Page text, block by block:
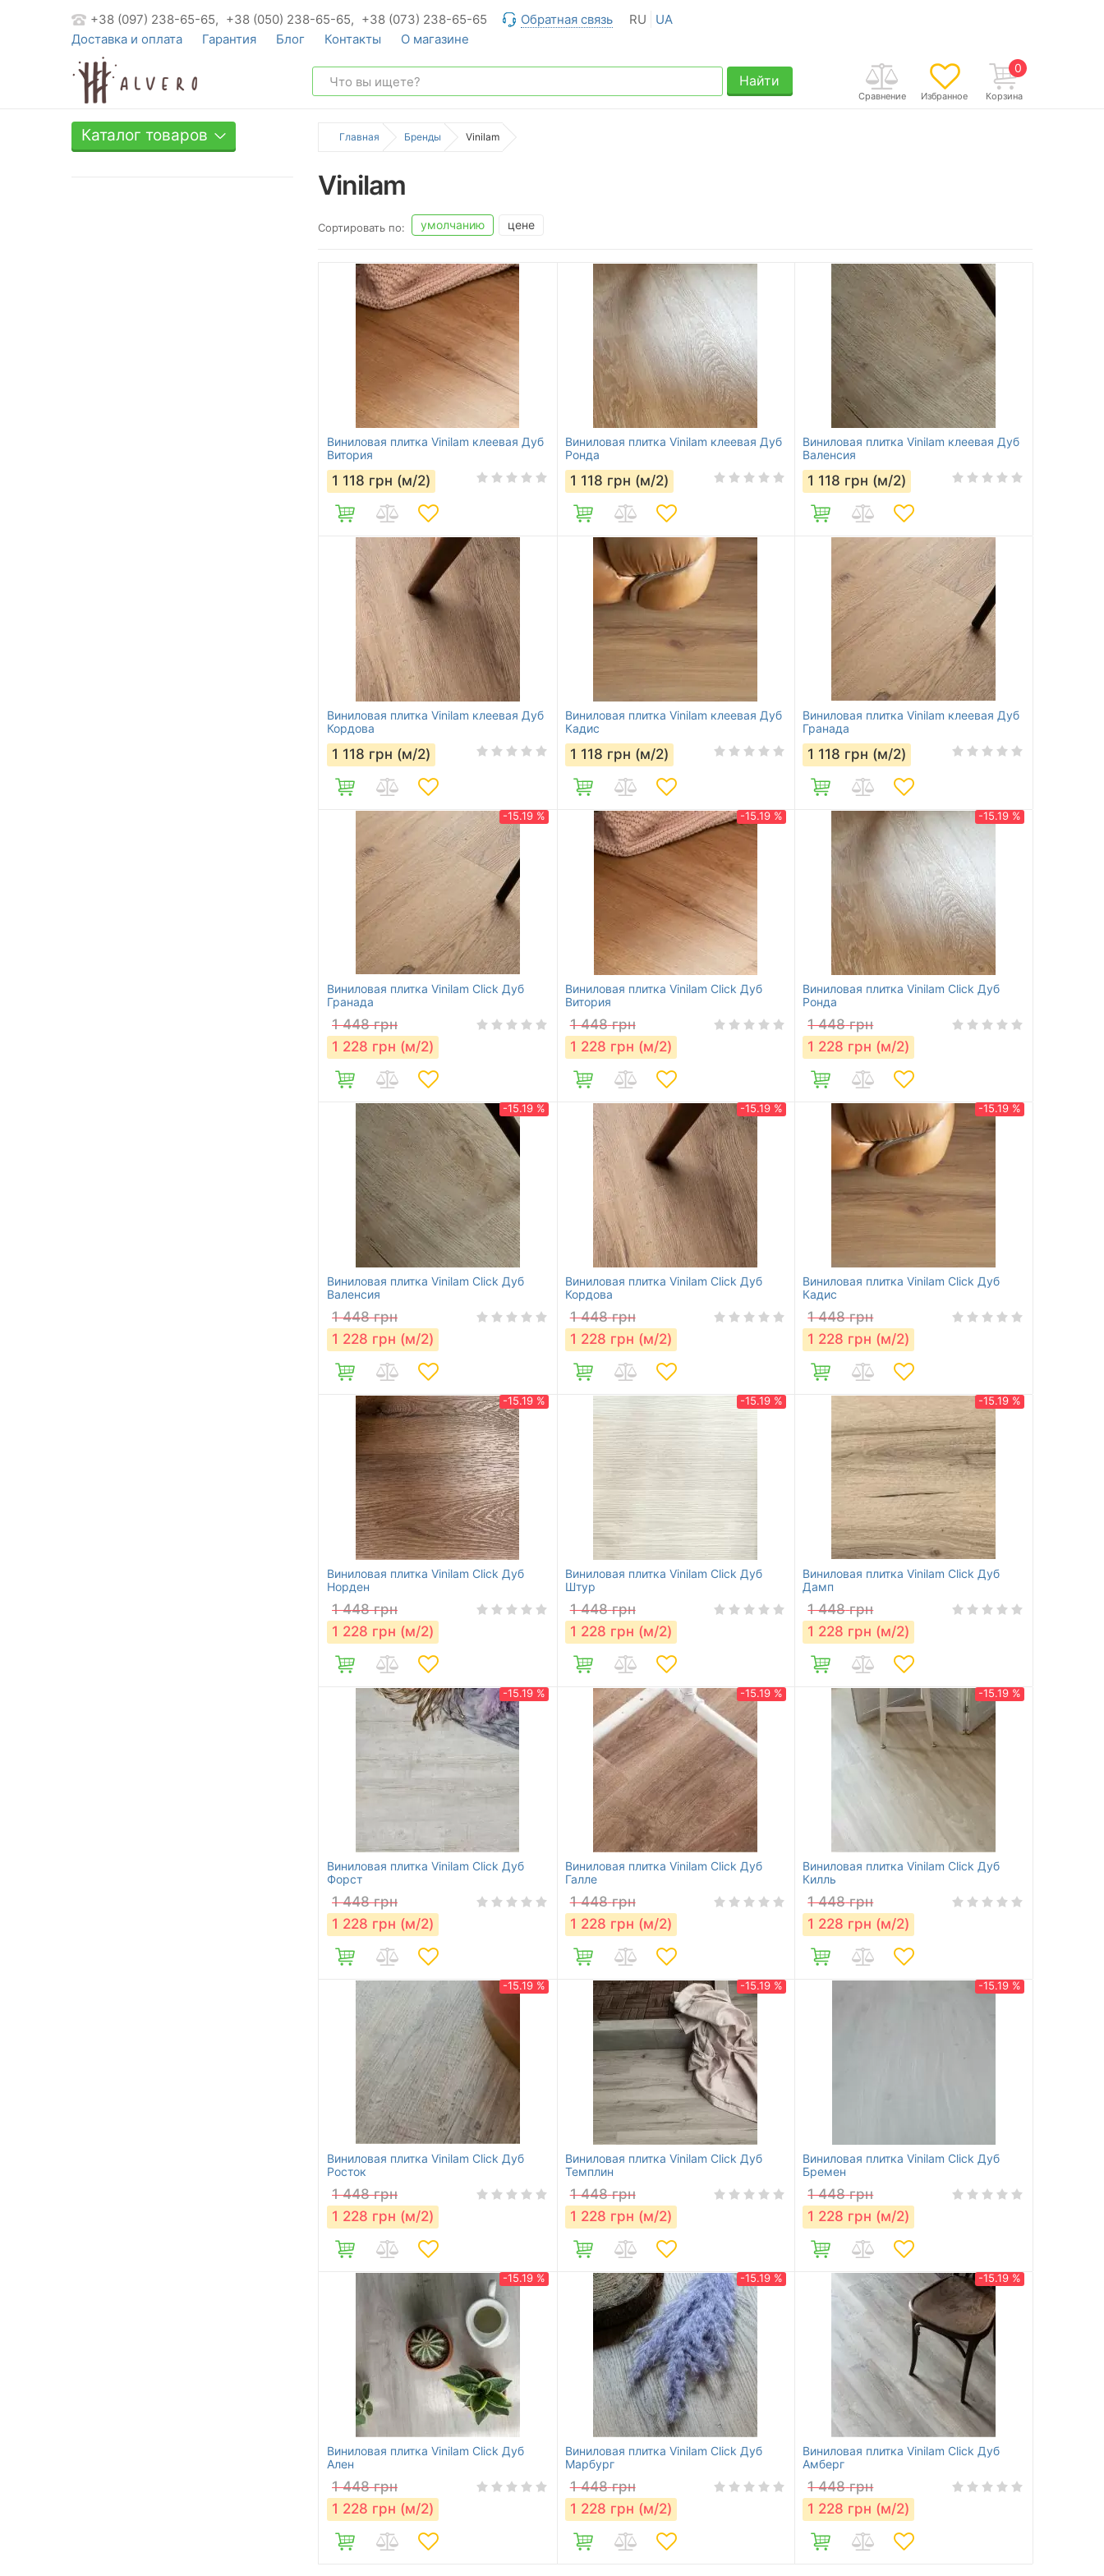
+38 (097) 238-65-65, +38 (050) 238-65-65, +38 (073) 238-65-65 Обратная связь RU
UA
Доставка и оплата
Гарантия Блог Контакты О магазине
0
Корзина
Избранное
Сравнение
Найти
Каталог товаров Главная Бренды Vinilam
Vinilam
Сортировать по: умолчанию цене
Виниловая плитка Vinilam клеевая Дуб
Витория
1 118 грн (м/2)
Виниловая плитка Vinilam клеевая Дуб
Ронда
1 118 грн (м/2)
Виниловая плитка Vinilam клеевая Дуб
Валенсия
1 118 грн (м/2)
Виниловая плитка Vinilam клеевая Дуб
Кордова
1 118 грн (м/2)
Виниловая плитка Vinilam клеевая Дуб
Кадис
1 118 грн (м/2)
Виниловая плитка Vinilam клеевая Дуб
Гранада
1 118 грн (м/2)
-15.19 %
Виниловая плитка Vinilam Click Дуб
Гранада
1 448 грн
1 228 грн (м/2)
-15.19 %
Виниловая плитка Vinilam Click Дуб
Витория
1 448 грн
1 228 грн (м/2)
-15.19 %
Виниловая плитка Vinilam Click Дуб
Ронда
1 448 грн
1 228 грн (м/2)
-15.19 %
Виниловая плитка Vinilam Click Дуб
Валенсия
1 448 грн
1 228 грн (м/2)
-15.19 %
Виниловая плитка Vinilam Click Дуб
Кордова
1 448 грн
1 228 грн (м/2)
-15.19 %
Виниловая плитка Vinilam Click Дуб
Кадис
1 448 грн
1 228 грн (м/2)
-15.19 %
Виниловая плитка Vinilam Click Дуб
Норден
1 448 грн
1 228 грн (м/2)
-15.19 %
Виниловая плитка Vinilam Click Дуб
Штур
1 448 грн
1 228 грн (м/2)
-15.19 %
Виниловая плитка Vinilam Click Дуб
Дамп
1 448 грн
1 228 грн (м/2)
-15.19 %
Виниловая плитка Vinilam Click Дуб
Форст
1 448 грн
1 228 грн (м/2)
-15.19 %
Виниловая плитка Vinilam Click Дуб
Галле
1 448 грн
1 228 грн (м/2)
-15.19 %
Виниловая плитка Vinilam Click Дуб
Килль
1 448 грн
1 228 грн (м/2)
-15.19 %
Виниловая плитка Vinilam Click Дуб
Росток
1 448 грн
1 228 грн (м/2)
-15.19 %
Виниловая плитка Vinilam Click Дуб
Темплин
1 448 грн
1 228 грн (м/2)
-15.19 %
Виниловая плитка Vinilam Click Дуб
Бремен
1 448 грн
1 228 грн (м/2)
-15.19 %
Виниловая плитка Vinilam Click Дуб
Ален
1 448 грн
1 228 грн (м/2)
-15.19 %
Виниловая плитка Vinilam Click Дуб
Марбург
1 448 грн
1 228 грн (м/2)
-15.19 %
Виниловая плитка Vinilam Click Дуб
Амберг
1 448 грн
1 228 грн (м/2)